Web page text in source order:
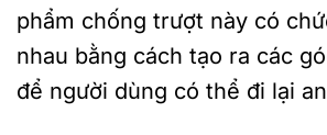
phẩm chống trượt này có
nhau bằng cách tạo ra các
để người dùng có thể đi lại